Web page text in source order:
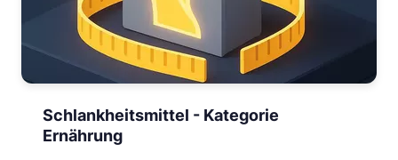
Schlankheitsmittel - Kategorie
Ernährung